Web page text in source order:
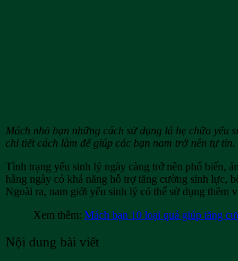
Mách nhỏ bạn những cách sử dụng lá hẹ chữa yếu
chi tiết cách làm để giúp các bạn nam trở nên tự tin.
Tình trạng yếu sinh lý ngày càng trở nên phổ biến,
hằng ngày có khả năng hỗ trợ tăng cường sinh lực,
Ngoài ra, nam giới yếu sinh lý có thể sử dụng thêm
Xem thêm: Mách bạn 10 loại quả giúp tăng
Nội dung bài viết